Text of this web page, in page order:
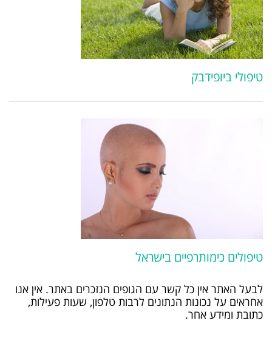
טיפולי ביופידבק
טיפולים כימותרפיים בישראל
לבעל האתר אין כל קשר עם הגופים הנזכרים באתר. אין אנו
אחראים על נכונות הנתונים לרבות טלפון, שעות פעילות,
כתובת ומידע אחר.